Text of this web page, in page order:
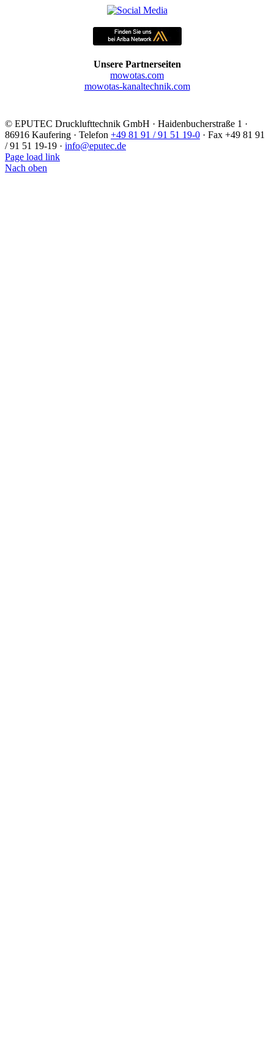
Unsere Partnerseiten
mowotas.com
mowotas-kanaltechnik.com
© EPUTEC Drucklufttechnik GmbH · Haidenbucherstraße 1 ·
86916 Kaufering · Telefon +49 81 91 / 91 51 19-0 · Fax +49 81 91
/ 91 51 19-19 · info@eputec.de
Page load link
Nach oben